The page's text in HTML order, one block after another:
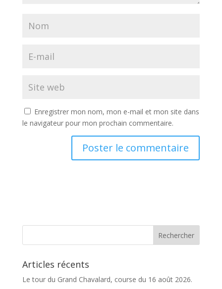
Enregistrer mon nom, mon e-mail et mon site dans
le navigateur pour mon prochain commentaire.
i
v
Articles récents
Le tour du Grand Chavalard, course du 16 août 2026.